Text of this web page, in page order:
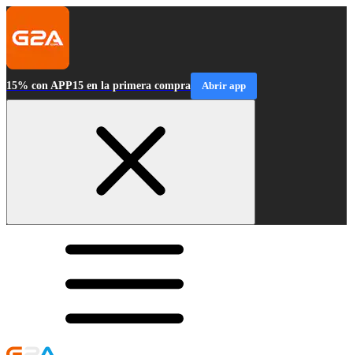
15% con APP15 en la primera compra Abrir app